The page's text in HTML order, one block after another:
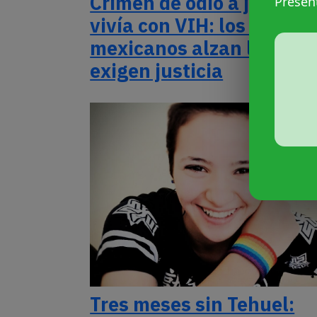
vivía con VIH: los
mexicanos alzan la voz y
exigen justicia
Tres meses sin Tehuel: